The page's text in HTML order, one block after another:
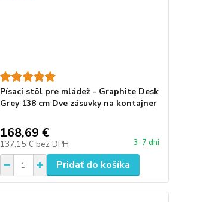
Písací stôl pre mládež - Graphite Desk
Grey 138 cm Dve zásuvky na kontajner
168,69 €
137,15 € bez DPH 3-7 dni
Pridať do košíka